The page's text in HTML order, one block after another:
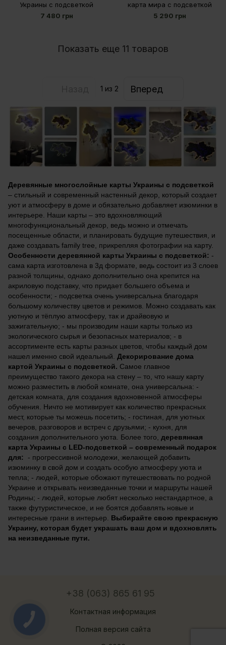
Украины с подсветкой
7 480 грн
карта мира с подсветкой
5 290 грн
Показать еще 11 товаров
1 из 2 Вперед
Деревянные многослойные карты Украины с подсветкой
– стильный и современный настенный декор, который создает
уют и атмосферу в доме и обязательно добавляет изюминки в
интерьере. Наши карты – это вдохновляющий
многофункциональный декор, ведь можно и отмечать
посещенные области, и планировать будущие путешествия, и
Особенности деревянной карты Украины с подсветкой: -
сама карта изготовлена ​​в 3д формате, ведь состоит из 3 слоев
разной толщины, однако дополнительно она крепится на
акриловую подставку, что придает большего объема и
особенности; - подсветка очень универсальна благодаря
большому количеству цветов и режимов. Можно создавать как
уютную и тёплую атмосферу, так и драйвовую и
зажигательную; - мы производим наши карты только из
экологического сырья и безопасных материалов; - в
ассортименте есть карты разных цветов, чтобы каждый дом
нашел именно свой идеальный. Декорирование дома
картой Украины с подсветкой. Самое главное
преимущество такого декора на стену – то, что нашу карту
можно разместить в любой комнате, она универсальна: -
детская комната, для создания вдохновенной атмосферы
обучения. Ничто не мотивирует как количество прекрасных
мест, которые ты можешь посетить; - гостиная, для уютных
вечеров, разговоров и встреч с друзьями; - кухня, для
создания дополнительного уюта. Более того, деревянная
карта Украины с LED-подсветкой – современный подарок
для:
- прогрессивной молодежи, желающей добавить
изюминку в свой дом и создать особую атмосферу уюта и
тепла; - людей, которые обожают путешествовать по родной
Украине и открывать неизведанные точки и маршруты нашей
Родины; - людей, которые любят несколько нестандартное, а
также футуристическое, и не боятся добавлять новые и
интересные грани в интерьер. Выбирайте свою прекрасную
Украину, которая будет украшать ваш дом и вдохновлять
на неизведанные пути.
+38 (063) 865 61 95
Контактная информация
Полная версия сайта